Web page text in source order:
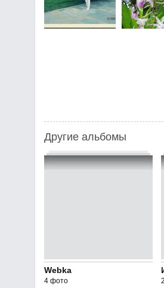
Другие альбомы
Webka
4 фото